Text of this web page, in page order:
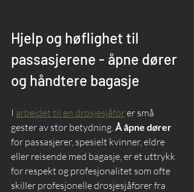
Hjelp og høflighet til
passasjerene - åpne dører
og håndtere bagasje
I arbeidet til en drosjesjåfør er små
gester av stor betydning. Å åpne dører
for passasjerer, spesielt kvinner, eldre
eller reisende med bagasje, er et uttrykk
for respekt og profesjonalitet som ofte
skiller profesjonelle drosjesjåfører fra